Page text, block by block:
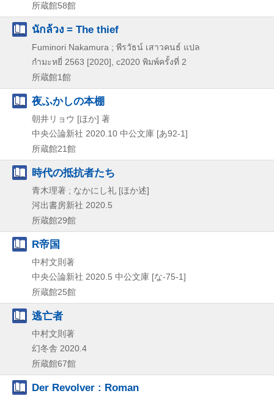
所蔵館58館
นักล้วง = The thief
Fuminori Nakamura ; พีรวัธน์ เสาวคนธ์ แปล
กำมะหยี่ 2563 [2020], c2020 พิมพ์ครั้งที่ 2
所蔵館1館
夜ふかしの本棚
朝井リョウ [ほか] 著
中央公論新社 2020.10 中公文庫 [あ92-1]
所蔵館21館
時代の抵抗者たち
青木理著 ; なかにし礼 [ほか述]
河出書房新社 2020.5
所蔵館29館
R帝国
中村文則著
中央公論新社 2020.5 中公文庫 [な-75-1]
所蔵館25館
逃亡者
中村文則著
幻冬舎 2020.4
所蔵館67館
Der Revolver : Roman